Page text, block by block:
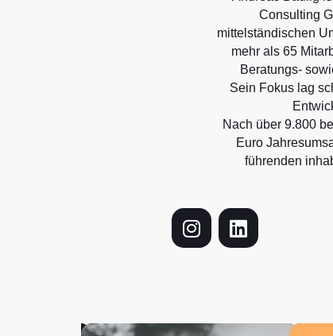
Consulting
mittelständischen
mehr als 65
Beratungs-
Sein Fokus lag
Nach über 9.800
Euro
führenden